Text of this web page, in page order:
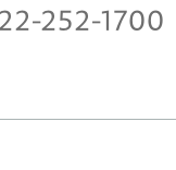
252-1700